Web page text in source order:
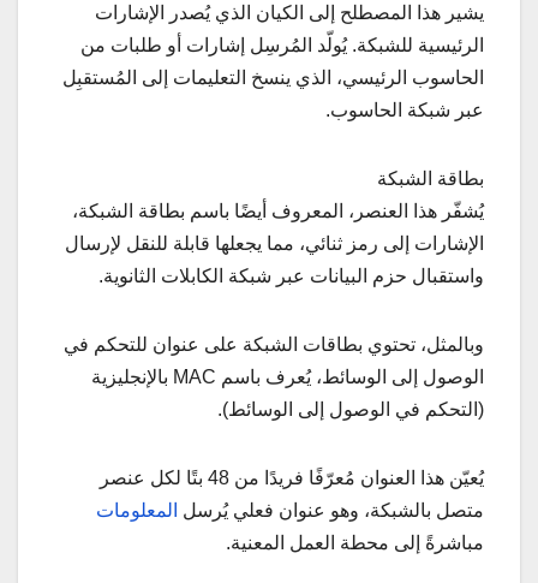
يشير هذا المصطلح إلى الكيان الذي يُصدر الإشارات
الرئيسية للشبكة. يُولّد المُرسِل إشارات أو طلبات من
الحاسوب الرئيسي، الذي ينسخ التعليمات إلى المُستقبِل
عبر شبكة الحاسوب.
بطاقة الشبكة
يُشفّر هذا العنصر، المعروف أيضًا باسم بطاقة الشبكة،
الإشارات إلى رمز ثنائي، مما يجعلها قابلة للنقل لإرسال
واستقبال حزم البيانات عبر شبكة الكابلات الثانوية.
وبالمثل، تحتوي بطاقات الشبكة على عنوان للتحكم في
الوصول إلى الوسائط، يُعرف باسم MAC بالإنجليزية
(التحكم في الوصول إلى الوسائط).
يُعيّن هذا العنوان مُعرّفًا فريدًا من 48 بتًا لكل عنصر
متصل بالشبكة، وهو عنوان فعلي يُرسل المعلومات
مباشرةً إلى محطة العمل المعنية.